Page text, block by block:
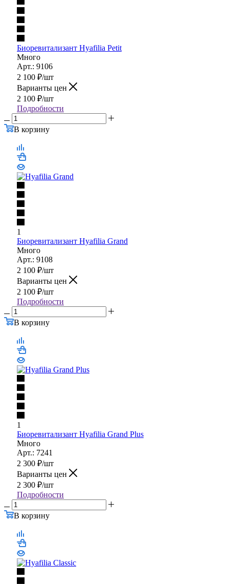
Биоревитализант Hyafilia Petit
Много
Арт.: 9106
2 100₽/шт
Варианты цен
2 100₽/шт
1
Биоревитализант Hyafilia Grand
Много
Арт.: 9108
2 100₽/шт
Варианты цен
2 100₽/шт
1
Биоревитализант Hyafilia Grand Plus
Много
Арт.: 7241
2 300₽/шт
Варианты цен
2 300₽/шт